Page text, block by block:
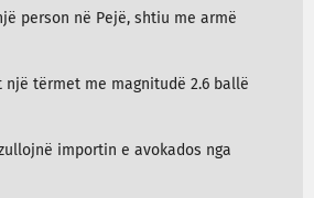
person në Pejë, shtiu me armë
një tërmet me magnitudë 2.6 ballë
importin e avokados nga